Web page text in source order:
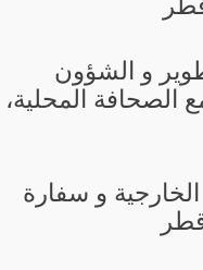
و الشؤون
الصحافة المحلية،
و سفارة